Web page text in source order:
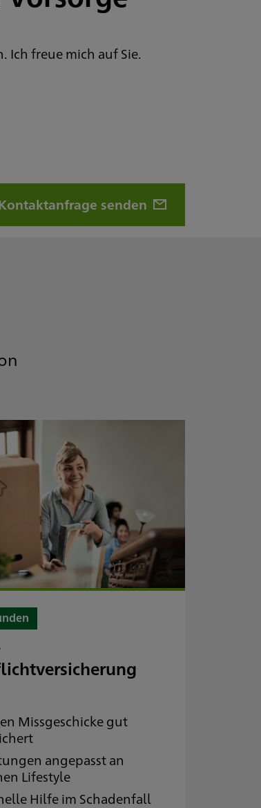
Ich freue mich auf Sie.
senden
Missgeschicke gut
angepasst an
Lifestyle
Hilfe im Schadenfall